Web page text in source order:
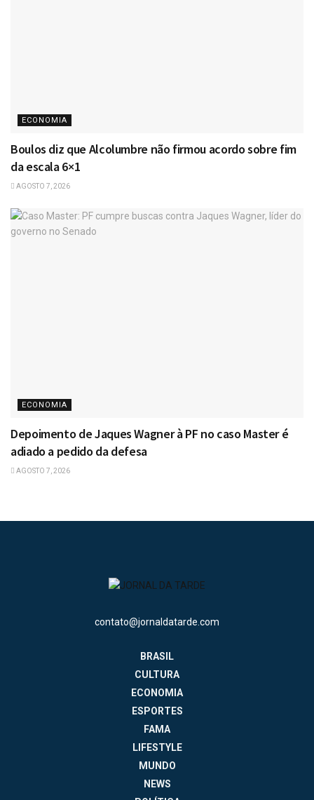
ECONOMIA
Boulos diz que Alcolumbre não firmou acordo sobre fim
da escala 6×1
AGOSTO 7, 2026
ECONOMIA
Depoimento de Jaques Wagner à PF no caso Master é
adiado a pedido da defesa
AGOSTO 7, 2026
contato@jornaldatarde.com
BRASIL
CULTURA
ECONOMIA
ESPORTES
FAMA
LIFESTYLE
MUNDO
NEWS